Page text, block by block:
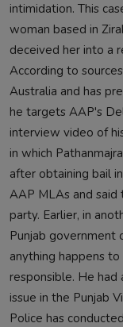
intimidation. This
woman based in
deceived her into a
According to
Australia and has
he targets AAP's
interview video of
in which
after obtaining bail
AAP MLAs and
party. Earlier, in
Punjab government
anything happens
responsible. He
issue in the Punjab
Police has